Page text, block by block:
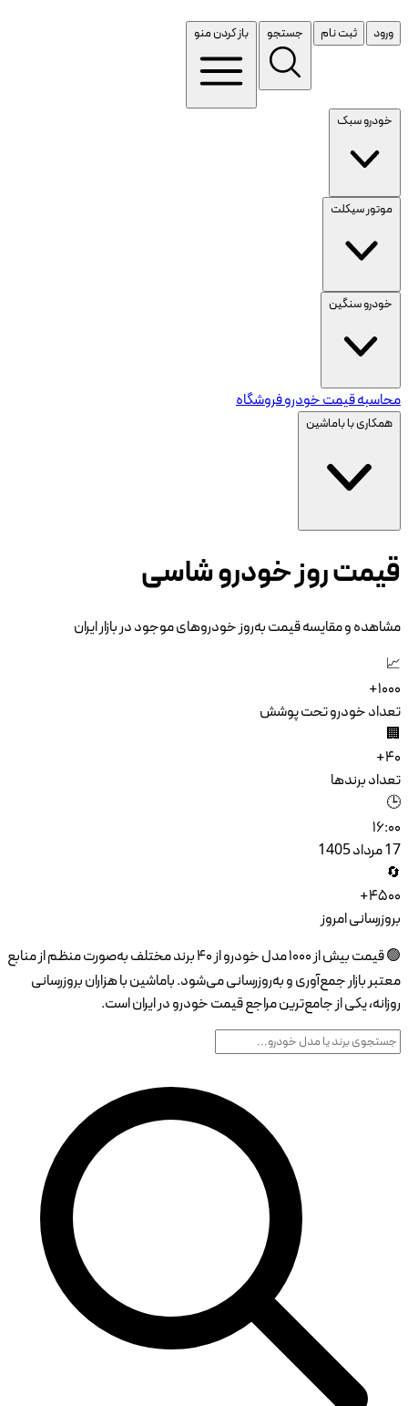
مختلف به‌صورت منظم از منابع
بروزرسانی